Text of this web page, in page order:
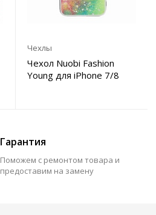
Чехлы
Чехол Nuobi Fashion
Young для iPhone 7/8
Гарантия
Поможем с ремонтом товара и
предоставим на замену